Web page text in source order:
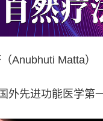
Anubhuti Matta）
外先进功能医学第一